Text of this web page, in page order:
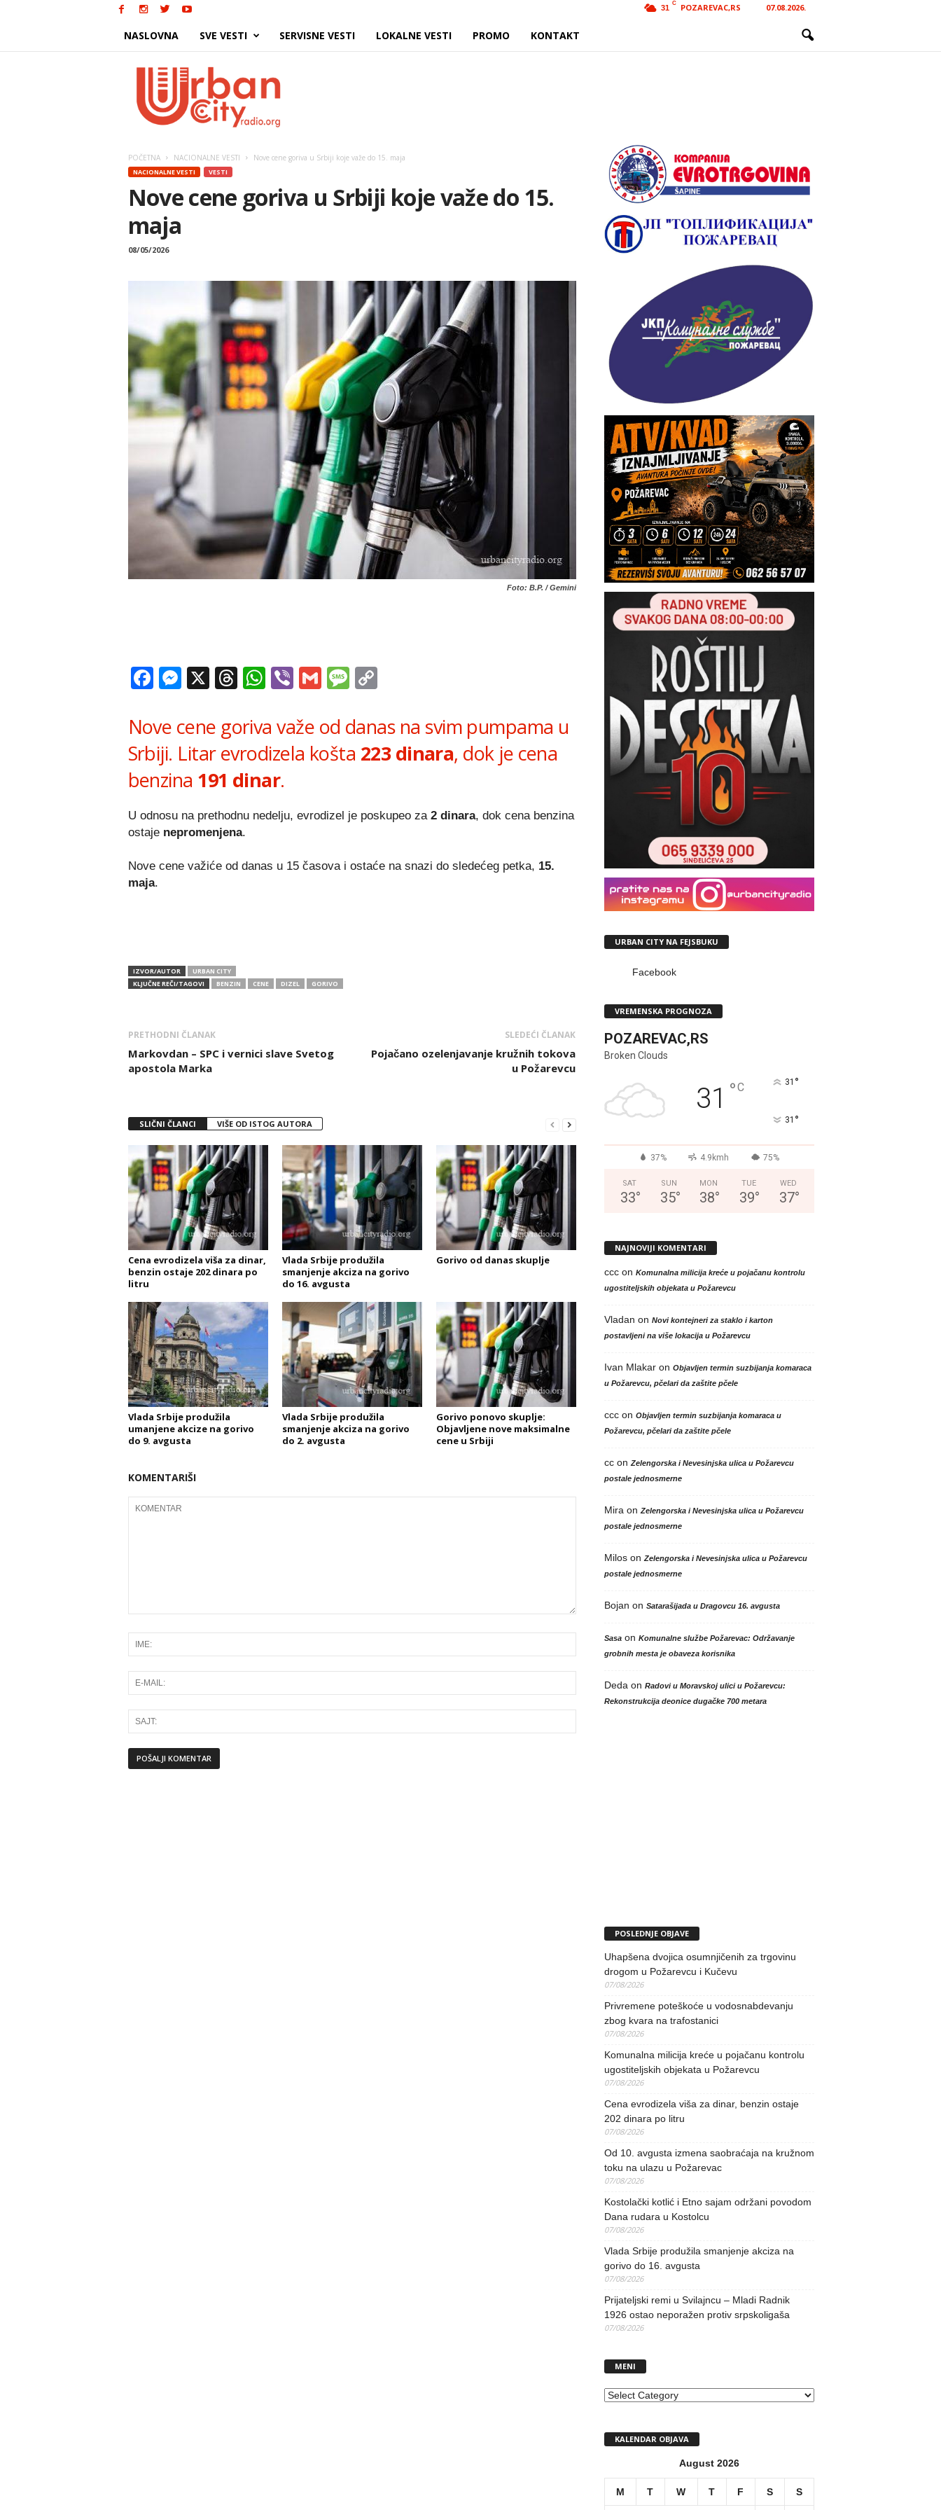
31
C POZAREVAC,RS 07.08.2026.
NASLOVNA SVE VESTI SERVISNE VESTI LOKALNE VESTI PROMO KONTAKT
POČETNA NACIONALNE VESTI Nove cene goriva u Srbiji koje važe do 15. maja
NACIONALNE VESTI VESTI
Nove cene goriva u Srbiji koje važe do 15.
maja
08/05/2026
Foto: B.P. / Gemini
Facebook
Messenger
X Threads
WhatsApp
ViberGmailMessage
Nove cene goriva važe od danas na svim pumpama u
Srbiji. Litar evrodizela košta 223 dinara, dok je cena
benzina 191 dinar.
U odnosu na prethodnu nedelju, evrodizel je poskupeo za 2 dinara, dok cena benzina
ostaje nepromenjena.
Nove cene važiće od danas u 15 časova i ostaće na snazi do sledećeg petka, 15.
maja.
IZVOR/AUTOR
URBAN CITY
KLJUČNE REČI/TAGOVI
BENZIN CENE DIZEL GORIVO
PRETHODNI ČLANAK
Markovdan – SPC i vernici slave Svetog
apostola Marka
SLEDEĆI ČLANAK
Pojačano ozelenjavanje kružnih tokova
u Požarevcu
SLIČNI ČLANCI VIŠE OD ISTOG AUTORA
Cena evrodizela viša za dinar,
benzin ostaje 202 dinara po
litru
Vlada Srbije produžila
smanjenje akciza na gorivo
do 16. avgusta
Gorivo od danas skuplje
Vlada Srbije produžila
umanjene akcize na gorivo
do 9. avgusta
Vlada Srbije produžila
smanjenje akciza na gorivo
do 2. avgusta
Gorivo ponovo skuplje:
Objavljene nove maksimalne
cene u Srbiji
KOMENTARIŠI
URBAN CITY NA FEJSBUKU
Facebook
VREMENSKA PROGNOZA
POZAREVAC,RS
Broken Clouds
31 °C 31 °
31 °
37% 4.9kmh 75%
SAT
33°
SUN
35°
MON
38°
TUE
39°
WED
37°
NAJNOVIJI KOMENTARI
cccon Komunalna milicija kreće u pojačanu kontrolu
ugostiteljskih objekata u Požarevcu
Vladan on Novi kontejneri za staklo i karton
postavljeni na više lokacija u Požarevcu
Ivan Mlakaron Objavljen termin suzbijanja komaraca
u Požarevcu, pčelari da zaštite pčele
cccon Objavljen termin suzbijanja komaraca u
Požarevcu, pčelari da zaštite pčele
ccon Zelengorska i Nevesinjska ulica u Požarevcu
postale jednosmerne
Mira on Zelengorska i Nevesinjska ulica u Požarevcu
postale jednosmerne
Miloson Zelengorska i Nevesinjska ulica u Požarevcu
postale jednosmerne
Bojan on Satarašijada u Dragovcu 16. avgusta
Sasaon Komunalne službe Požarevac: Održavanje
grobnih mesta je obaveza korisnika
Deda on Radovi u Moravskoj ulici u Požarevcu:
Rekonstrukcija deonice dugačke 700 metara
POSLEDNJE OBJAVE
Uhapšena dvojica osumnjičenih za trgovinu
drogom u Požarevcu i Kučevu
07/08/2026
Privremene poteškoće u vodosnabdevanju
zbog kvara na trafostanici
07/08/2026
Komunalna milicija kreće u pojačanu kontrolu
ugostiteljskih objekata u Požarevcu
07/08/2026
Cena evrodizela viša za dinar, benzin ostaje
202 dinara po litru
07/08/2026
Od 10. avgusta izmena saobraćaja na kružnom
toku na ulazu u Požarevac
07/08/2026
Kostolački kotlić i Etno sajam održani povodom
Dana rudara u Kostolcu
07/08/2026
Vlada Srbije produžila smanjenje akciza na
gorivo do 16. avgusta
07/08/2026
Prijateljski remi u Svilajncu – Mladi Radnik
1926 ostao neporažen protiv srpskoligaša
07/08/2026
MENI
MENI
KALENDAR OBJAVA
August 2026
M T W T F S S